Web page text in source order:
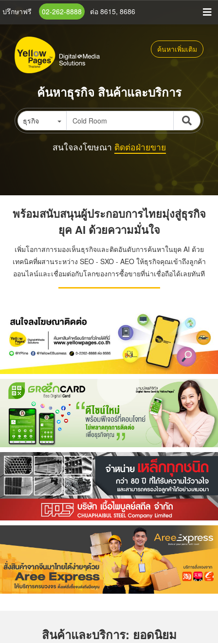
ข้าม
เนื้อหา
หลัก
ปรึกษาฟรี 02-262-8888 ต่อ 8615, 8686
ค้นหาเพิ่มเติม
ค้นหาธุรกิจ สินค้าและบริการ
ธุรกิจ
สนใจลงโฆษณา ติดต่อฝ่ายขาย
พร้อมสนับสนุนผู้ประกอบการไทยมุ่งสู่ธุรกิจ
ยุค AI ด้วยความมั่นใจ
เพิ่มโอกาสการมองเห็นธุรกิจและติดอันดับการค้นหาในยุค AI ด้วย
เทคนิคที่ผสานระหว่าง SEO - SXO - AEO ให้ธุรกิจคุณเข้าถึงลูกค้า
ออนไลน์และเชื่อมต่อกับโลกของการซื้อขายที่น่าเชื่อถือได้เลยทันที
สินค้าและบริการ: ยอดนิยม